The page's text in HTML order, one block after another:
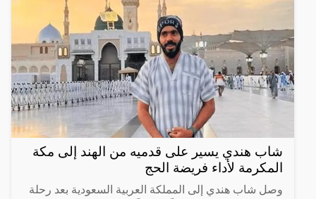
شاب هندي يسير على قدميه من الهند إلى مكة
المكرمة لأداء فريضة الحج
وصل شاب هندي إلى المملكة العربية السعودية بعد رحلة